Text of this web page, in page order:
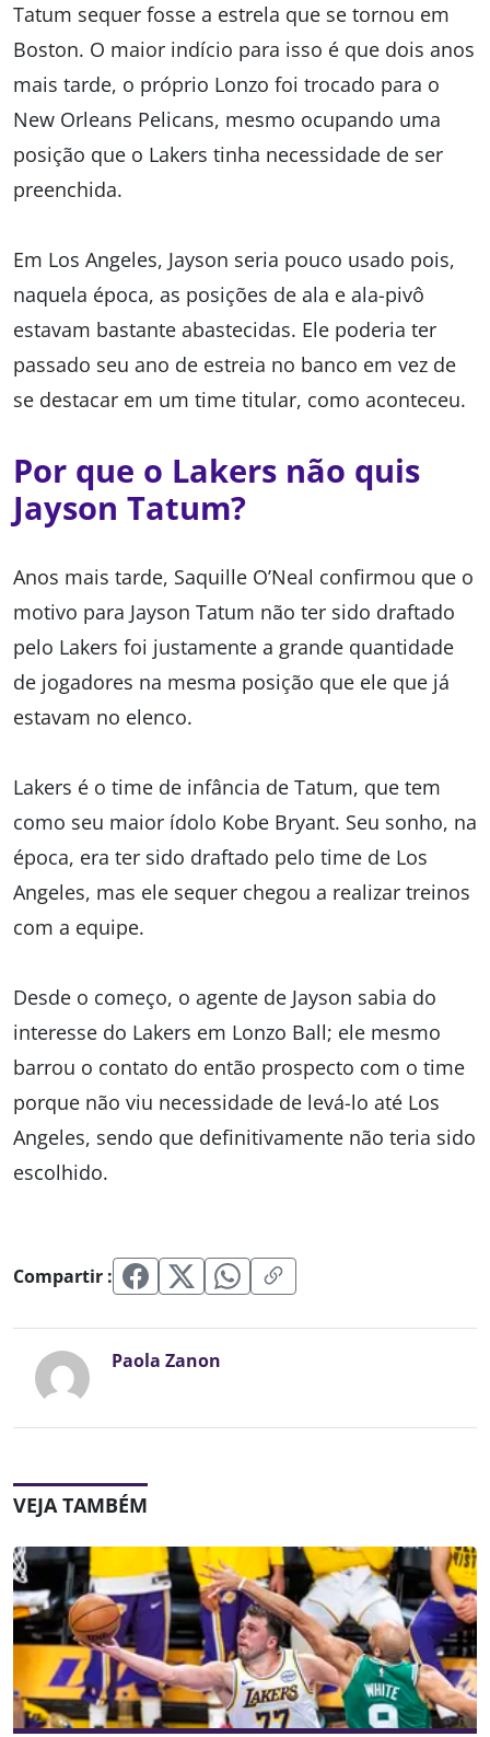
Tatum sequer fosse a estrela que se tornou em
Boston. O maior indício para isso é que dois anos
mais tarde, o próprio Lonzo foi trocado para o
New Orleans Pelicans, mesmo ocupando uma
posição que o Lakers tinha necessidade de ser
preenchida.
Em Los Angeles, Jayson seria pouco usado pois,
naquela época, as posições de ala e ala-pivô
estavam bastante abastecidas. Ele poderia ter
passado seu ano de estreia no banco em vez de
se destacar em um time titular, como aconteceu.
Por que o Lakers não quis
Jayson Tatum?
Anos mais tarde, Saquille O’Neal confirmou que o
motivo para Jayson Tatum não ter sido draftado
pelo Lakers foi justamente a grande quantidade
de jogadores na mesma posição que ele que já
estavam no elenco.
Lakers é o time de infância de Tatum, que tem
como seu maior ídolo Kobe Bryant. Seu sonho, na
época, era ter sido draftado pelo time de Los
Angeles, mas ele sequer chegou a realizar treinos
com a equipe.
Desde o começo, o agente de Jayson sabia do
interesse do Lakers em Lonzo Ball; ele mesmo
barrou o contato do então prospecto com o time
porque não viu necessidade de levá-lo até Los
Angeles, sendo que definitivamente não teria sido
escolhido.
Compartir :
Paola Zanon
VEJA TAMBÉM